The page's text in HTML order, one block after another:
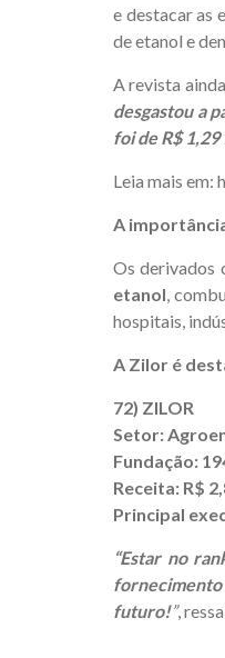
e destacar as
de etanol e
A revista
desgastou a
foi de R$
Leia mais
A
Os derivados
etanol,
hospitais,
A Zilor é
72) ZILOR
Setor:
Fundação:
Receita: R$
Principal
“Estar no
fornecimento
futuro!”,